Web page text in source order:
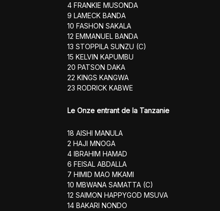
4 FRANKIE MUSONDA
9 LAMECK BANDA
10 FASHON SAKALA
12 EMMANUEL BANDA
13 STOPPILA SUNZU (C)
15 KELVIN KAPUMBU
20 PATSON DAKA
22 KINGS KANGWA
23 RODRICK KABWE
Le Onze entrant de la Tanzanie
18 AISHI MANULA
2 HAJI MNOGA
4 IBRAHIM HAMAD
6 FEISAL ABDALLA
7 HIMID MAO MKAMI
10 MBWANA SAMATTA (C)
12 SAIMON HAPPYGOD MSUVA
14 BAKARI NONDO